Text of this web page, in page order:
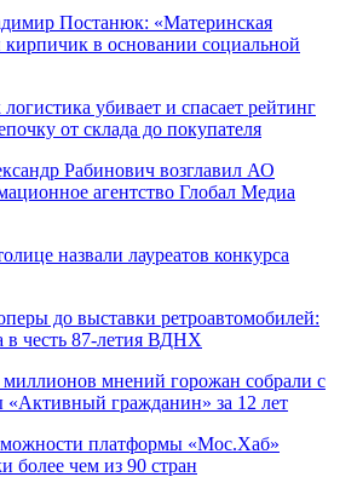
Постанюк: «Материнская
в основании социальной
убивает и спасает рейтинг
от склада до покупателя
Рабинович возглавил АО
агентство Глобал Медиа
назвали лауреатов конкурса
до выставки ретроавтомобилей:
в честь 87-летия ВДНХ
миллионов мнений горожан собрали с
гражданин» за 12 лет
платформы «Мос.Хаб»
более чем из 90 стран